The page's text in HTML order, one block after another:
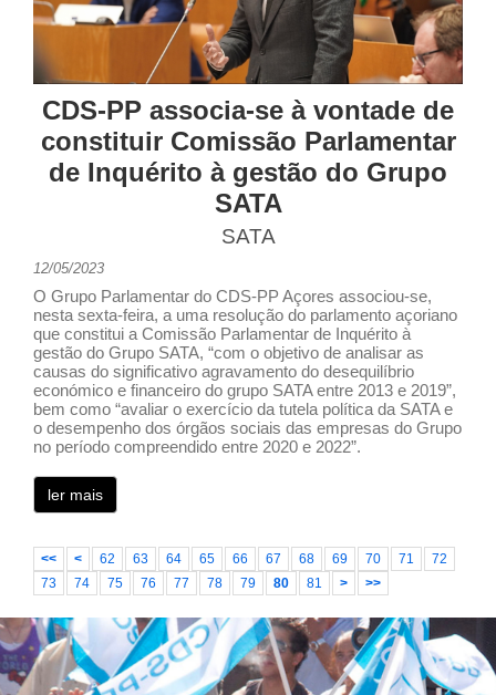
CDS-PP associa-se à vontade de
constituir Comissão Parlamentar
de Inquérito à gestão do Grupo
SATA
SATA
12/05/2023
O Grupo Parlamentar do CDS-PP Açores associou-se,
nesta sexta-feira, a uma resolução do parlamento açoriano
que constitui a Comissão Parlamentar de Inquérito à
gestão do Grupo SATA, “com o objetivo de analisar as
causas do significativo agravamento do desequilíbrio
económico e financeiro do grupo SATA entre 2013 e 2019”,
bem como “avaliar o exercício da tutela política da SATA e
o desempenho dos órgãos sociais das empresas do Grupo
no período compreendido entre 2020 e 2022”.
ler mais
<< < 62 63 64 65 66 67 68 69 70 71
72
73
74 75 76 77 78 79 80 81 > >>